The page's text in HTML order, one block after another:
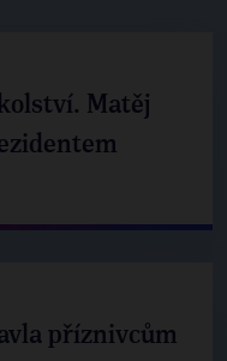
Matěj
příznivcům